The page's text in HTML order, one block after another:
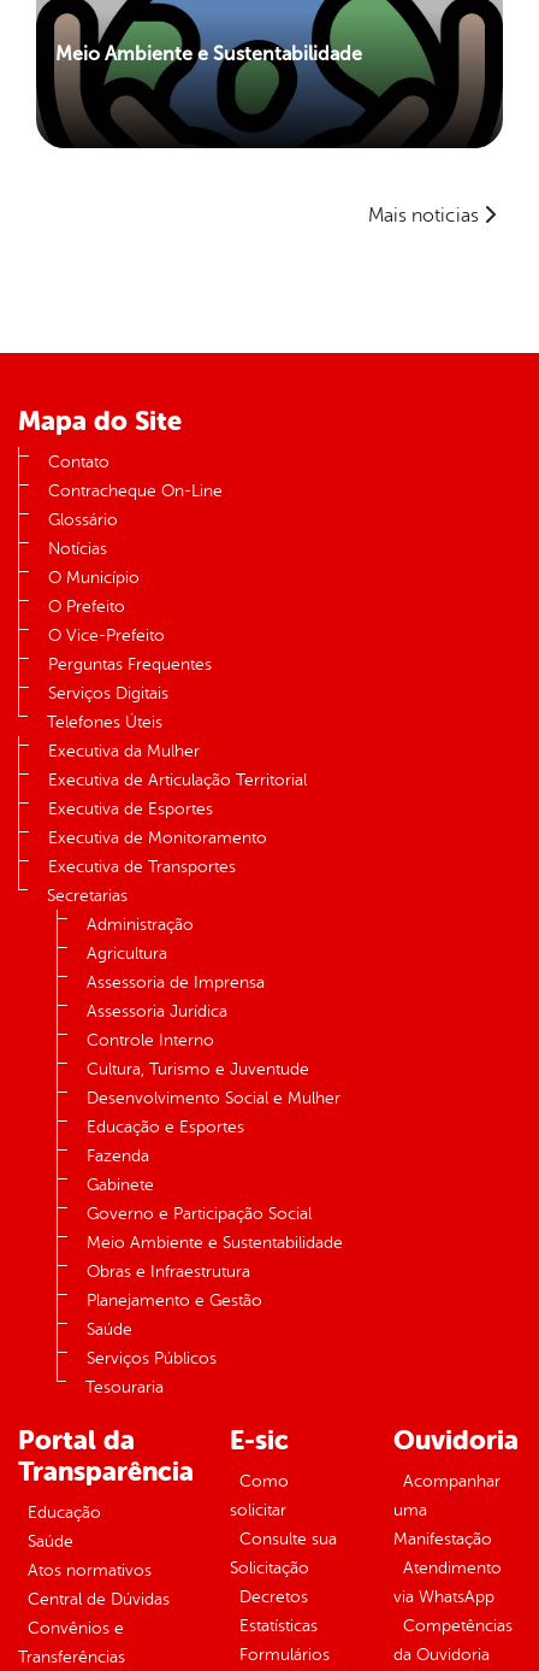
Meio Ambiente e Sustentabilidade
Mais noticias
Mapa do Site
Contato
Contracheque On-Line
Glossário
Notícias
O Município
O Prefeito
O Vice-Prefeito
Perguntas Frequentes
Serviços Digitais
Telefones Úteis
Executiva da Mulher
Executiva de Articulação Territorial
Executiva de Esportes
Executiva de Monitoramento
Executiva de Transportes
Secretarias
Administração
Agricultura
Assessoria de Imprensa
Assessoria Jurídica
Controle Interno
Cultura, Turismo e Juventude
Desenvolvimento Social e Mulher
Educação e Esportes
Fazenda
Gabinete
Governo e Participação Social
Meio Ambiente e Sustentabilidade
Obras e Infraestrutura
Planejamento e Gestão
Saúde
Serviços Públicos
Tesouraria
Portal da
Transparência
Educação
Saúde
Atos normativos
Central de Dúvidas
Convênios e
Transferências
E-sic
Como
solicitar
Consulte sua
Solicitação
Decretos
Estatísticas
Formulários
Ouvidoria
Acompanhar
uma
Manifestação
Atendimento
via WhatsApp
Competências
da Ouvidoria